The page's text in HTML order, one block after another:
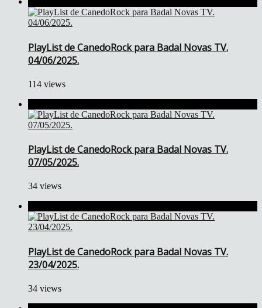
PlayList de CanedoRock para Badal Novas TV.
04/06/2025.
114 views
PlayList de CanedoRock para Badal Novas TV.
07/05/2025.
34 views
PlayList de CanedoRock para Badal Novas TV.
23/04/2025.
34 views